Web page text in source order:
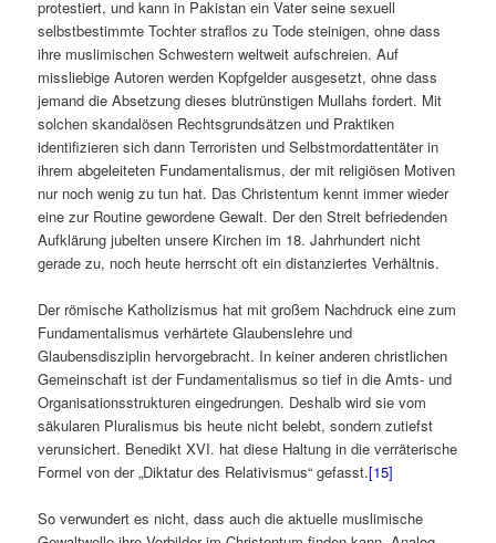
protestiert, und kann in Pakistan ein Vater seine sexuell
selbstbestimmte Tochter straflos zu Tode steinigen, ohne dass
ihre muslimischen Schwestern weltweit aufschreien. Auf
missliebige Autoren werden Kopfgelder ausgesetzt, ohne dass
jemand die Absetzung dieses blutrünstigen Mullahs fordert. Mit
solchen skandalösen Rechtsgrundsätzen und Praktiken
identifizieren sich dann Terroristen und Selbstmordattentäter in
ihrem abgeleiteten Fundamentalismus, der mit religiösen Motiven
nur noch wenig zu tun hat. Das Christentum kennt immer wieder
eine zur Routine gewordene Gewalt. Der den Streit befriedenden
Aufklärung jubelten unsere Kirchen im 18. Jahrhundert nicht
gerade zu, noch heute herrscht oft ein distanziertes Verhältnis.
Der römische Katholizismus hat mit großem Nachdruck eine zum
Fundamentalismus verhärtete Glaubenslehre und
Glaubensdisziplin hervorgebracht. In keiner anderen christlichen
Gemeinschaft ist der Fundamentalismus so tief in die Amts- und
Organisationsstrukturen eingedrungen. Deshalb wird sie vom
säkularen Pluralismus bis heute nicht belebt, sondern zutiefst
verunsichert. Benedikt XVI. hat diese Haltung in die verräterische
Formel von der „Diktatur des Relativismus“ gefasst.[15]
So verwundert es nicht, dass auch die aktuelle muslimische